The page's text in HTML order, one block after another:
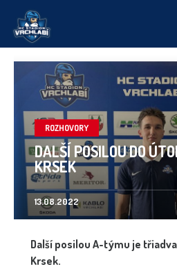
ROZHOVORY
DALŠÍ POSILOU DO
KRSEK
13.08.2022
Další posilou A-týmu je
Krsek.